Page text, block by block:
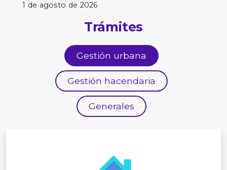
1 de agosto de 2026
Trámites
Gestión urbana
Gestión hacendaria
Generales